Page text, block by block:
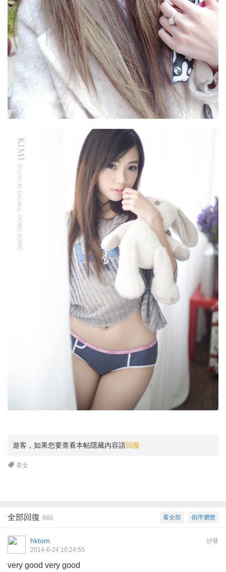
遊客，如果您要查看本帖隱藏內容請回復
美女
倒序瀏覽
看全部
全部回復 660
沙發
hktom
2014-6-24 10:24:55
very good very good